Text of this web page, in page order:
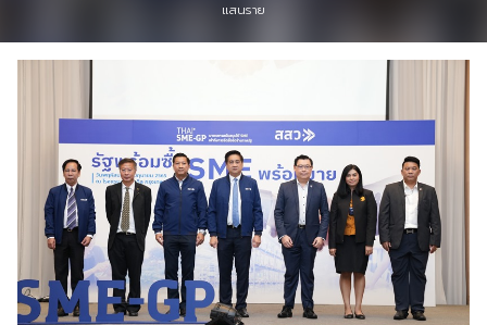
Seminar Service Solution
Trading & E-Commerce Solution
ข้อมูลบริษัท
จัดงานแสดงสินค้าและอีเว้นท์ต่าง ๆ
ติดต่อเรา
บริการของเรา
แสนราย